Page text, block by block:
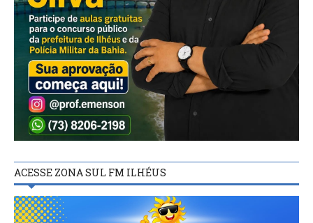
ACESSE ZONA SUL FM ILHÉUS